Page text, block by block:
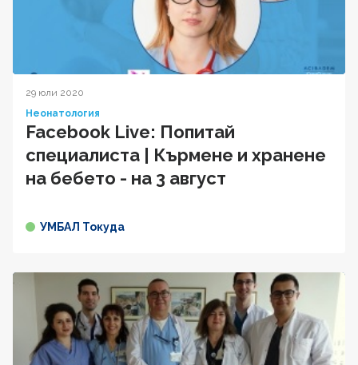
29 юли 2020
Неонатология
Facebook Live: Попитай
специалиста | Кърмене и хранене
на бебето - на 3 август
УМБАЛ Токуда